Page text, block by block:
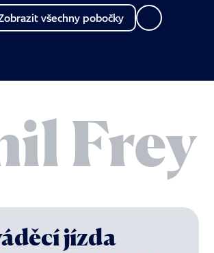
všechny pobočky
jízda